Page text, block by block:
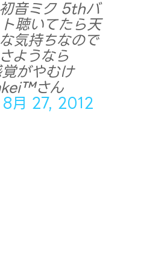
音ミク 5thバ
聴いてたら天
気持ちなので
ようなら
がやむけ
さん
8月 27, 2012